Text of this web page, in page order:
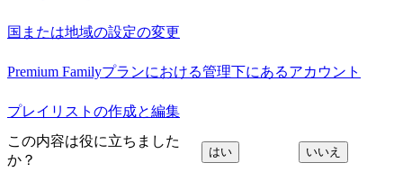
国または地域の設定の変更
Premium Familyプランにおける管理下にあるアカウント
プレイリストの作成と編集
この内容は役に立ちました
か？
はい いいえ